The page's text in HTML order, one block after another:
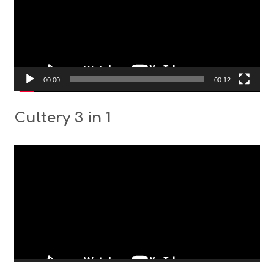
00:00 00:12
Cultery 3 in 1